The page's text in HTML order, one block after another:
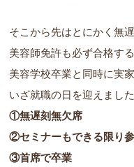
そこから先はとにかく無
美容師免許も必ず合格す
美容学校卒業と同時に実
いざ就職の日を迎えました
①無遅刻無欠席
②セミナーもできる限り
③首席で卒業